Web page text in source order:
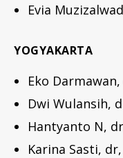
Evia
YOGYAKARTA
Eko
Dwi Wulansih,
Hantyanto N,
Karina Sasti, dr,